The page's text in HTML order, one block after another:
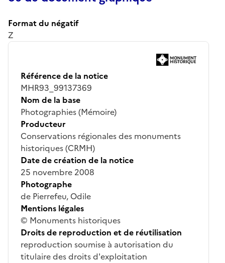
Format du négatif
Z
Référence de la notice
MHR93_99137369
Nom de la base
Photographies (Mémoire)
Producteur
Conservations régionales des monuments
historiques (CRMH)
Date de création de la notice
25 novembre 2008
Photographe
de Pierrefeu, Odile
Mentions légales
© Monuments historiques
Droits de reproduction et de réutilisation
reproduction soumise à autorisation du
titulaire des droits d'exploitation